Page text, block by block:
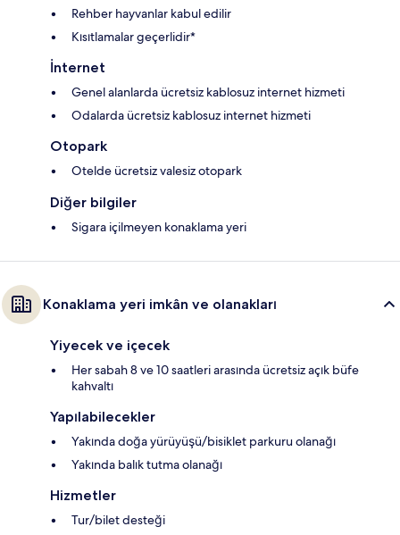
Rehber hayvanlar kabul edilir
Kısıtlamalar geçerlidir*
İnternet
Genel alanlarda ücretsiz kablosuz internet hizmeti
Odalarda ücretsiz kablosuz internet hizmeti
Otopark
Otelde ücretsiz valesiz otopark
Diğer bilgiler
Sigara içilmeyen konaklama yeri
Konaklama yeri imkân ve olanakları
Yiyecek ve içecek
Her sabah 8 ve 10 saatleri arasında ücretsiz açık büfe
kahvaltı
Yapılabilecekler
Yakında doğa yürüyüşü/bisiklet parkuru olanağı
Yakında balık tutma olanağı
Hizmetler
Tur/bilet desteği